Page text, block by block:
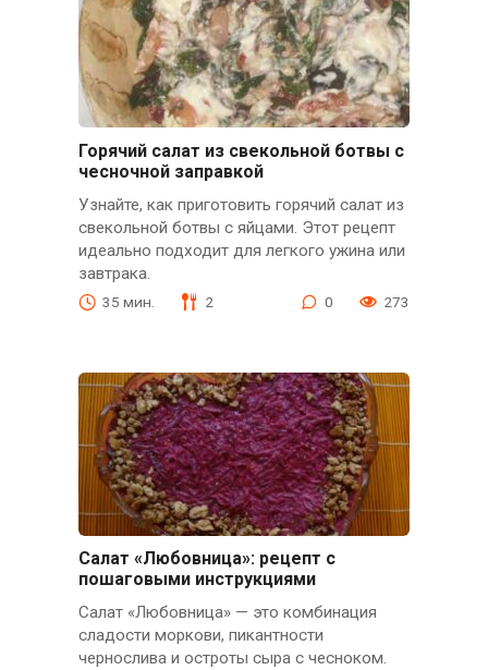
Горячий салат из свекольной ботвы с
чесночной заправкой
Узнайте, как приготовить горячий салат из
свекольной ботвы с яйцами. Этот рецепт
идеально подходит для легкого ужина или
завтрака.
35 мин. 2 0 273
Салат «Любовница»: рецепт с
пошаговыми инструкциями
Салат «Любовница» — это комбинация
сладости моркови, пикантности
чернослива и остроты сыра с чесноком.